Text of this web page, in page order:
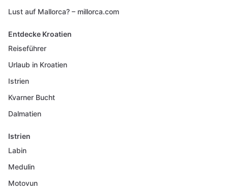
Lust auf Mallorca? – millorca.com
Entdecke Kroatien
Reiseführer
Urlaub in Kroatien
Istrien
Kvarner Bucht
Dalmatien
Istrien
Labin
Medulin
Motovun